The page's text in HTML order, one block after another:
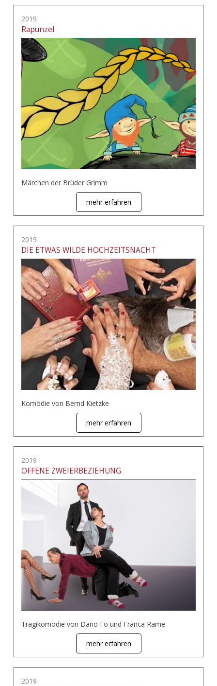
2019
Rapunzel
Märchen der Brüder Grimm
mehr erfahren
2019
DIE ETWAS WILDE HOCHZEITSNACHT
Komödie von Bernd Kietzke
mehr erfahren
2019
OFFENE ZWEIERBEZIEHUNG
Tragikomödie von Dario Fo und Franca Rame
mehr erfahren
2019